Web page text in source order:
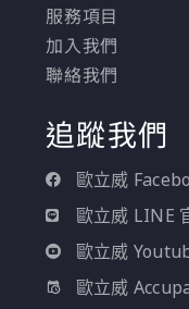
服務項目
加入我們
聯絡我們
追蹤我們
歐立威
歐立威 LINE
歐立威
歐立威